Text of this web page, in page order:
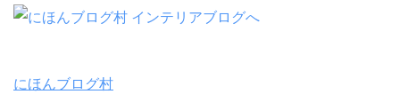
にほんブログ村